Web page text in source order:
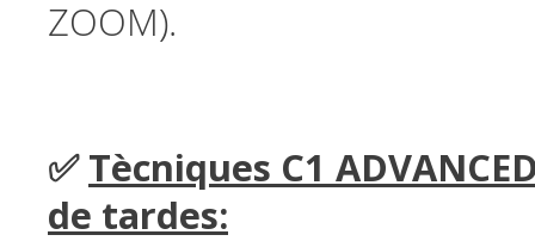
ZOOM).
✅Tècniques C1
de tardes: